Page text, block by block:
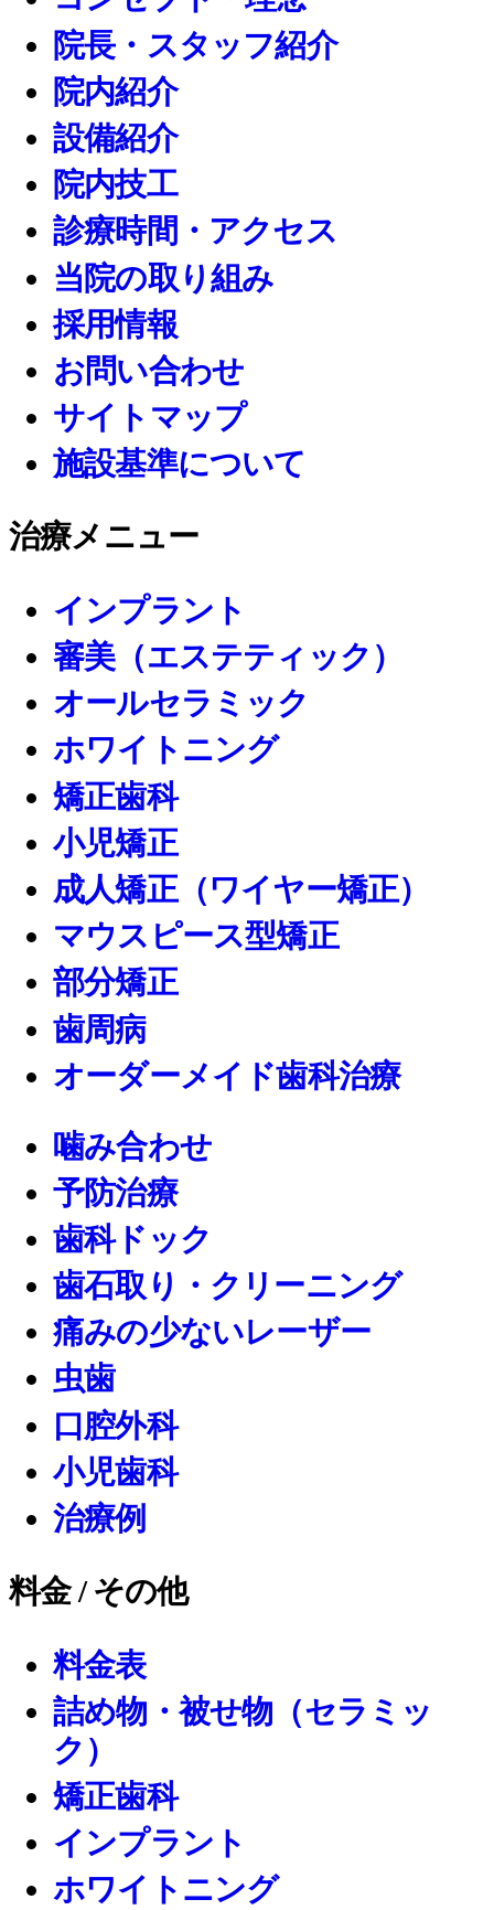
院長・スタッフ紹介
院内紹介
設備紹介
院内技工
診療時間・アクセス
当院の取り組み
採用情報
お問い合わせ
サイトマップ
施設基準について
治療メニュー
インプラント
審美（エステティック）
オールセラミック
ホワイトニング
矯正歯科
小児矯正
成人矯正（ワイヤー矯正）
マウスピース型矯正
部分矯正
歯周病
オーダーメイド歯科治療
噛み合わせ
予防治療
歯科ドック
歯石取り・クリーニング
痛みの少ないレーザー
虫歯
口腔外科
小児歯科
治療例
料金 / その他
料金表
詰め物・被せ物（セラミッ
ク）
矯正歯科
インプラント
ホワイトニング